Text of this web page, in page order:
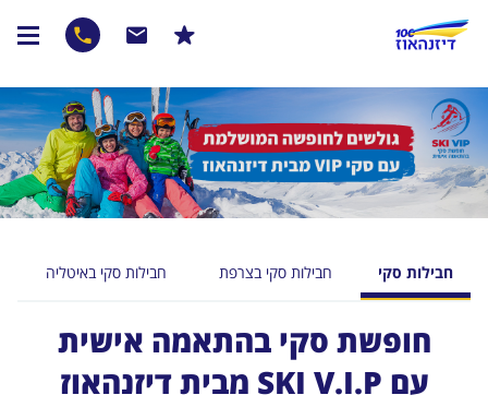
חבילות סקי חבילות סקי בצרפת חבילות סקי באיטליה
חופשת סקי בהתאמה אישית
עם SKI V.I.P מבית דיזנהאוז